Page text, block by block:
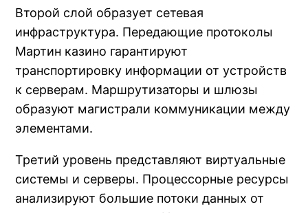
Второй слой образует сетевая
инфраструктура. Передающие протоколы
Мартин казино гарантируют
транспортировку информации от устройств
к серверам. Маршрутизаторы и шлюзы
образуют магистрали коммуникации между
элементами.
Третий уровень представляют виртуальные
системы и серверы. Процессорные ресурсы
анализируют большие потоки данных от